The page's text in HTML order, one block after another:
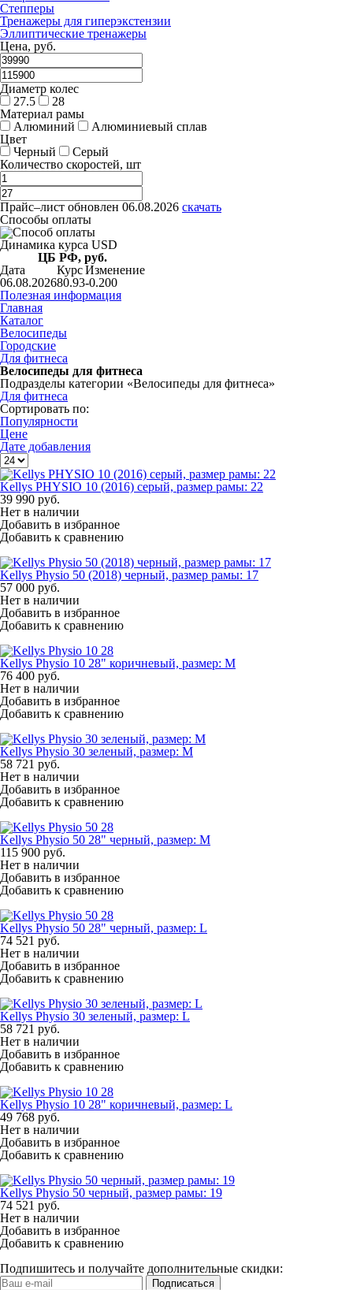
Степперы
Тренажеры для гиперэкстензии
Эллиптические тренажеры
Цена, руб.
Диаметр колес
27.5
28
Материал рамы
Алюминий
Алюминиевый сплав
Цвет
Черный
Серый
Количество скоростей, шт
Прайс–лист обновлен 06.08.2026 скачать
Способы оплаты
Динамика курса USD
ЦБ РФ, руб.
Дата
КурсИзменение
06.08.202680.93-0.200
Полезная информация
Главная
Каталог
Велосипеды
Городские
Для фитнеса
Велосипеды для фитнеса
Подразделы категории «Велосипеды для фитнеса»
Для фитнеса
Сортировать по:
Популярности
Цене
Дате добавления
Kellys PHYSIO 10 (2016) серый, размер рамы: 22
39 990 руб.
Нет в наличии
Добавить в избранное
Добавить к сравнению
Kellys Physio 50 (2018) черный, размер рамы: 17
57 000 руб.
Нет в наличии
Добавить в избранное
Добавить к сравнению
Kellys Physio 10 28" коричневый, размер: M
76 400 руб.
Нет в наличии
Добавить в избранное
Добавить к сравнению
Kellys Physio 30 зеленый, размер: M
58 721 руб.
Нет в наличии
Добавить в избранное
Добавить к сравнению
Kellys Physio 50 28" черный, размер: M
115 900 руб.
Нет в наличии
Добавить в избранное
Добавить к сравнению
Kellys Physio 50 28" черный, размер: L
74 521 руб.
Нет в наличии
Добавить в избранное
Добавить к сравнению
Kellys Physio 30 зеленый, размер: L
58 721 руб.
Нет в наличии
Добавить в избранное
Добавить к сравнению
Kellys Physio 10 28" коричневый, размер: L
49 768 руб.
Нет в наличии
Добавить в избранное
Добавить к сравнению
Kellys Physio 50 черный, размер рамы: 19
74 521 руб.
Нет в наличии
Добавить в избранное
Добавить к сравнению
Подпишитесь и получайте дополнительные скидки:
Подписаться